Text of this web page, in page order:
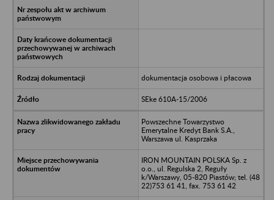
dokumentacja osobowa i płacowa
SEke 610A-15/2006
Powszechne Towarzystwo
Emerytalne Kredyt Bank S.A.,
Warszawa ul. Kasprzaka
IRON MOUNTAIN POLSKA Sp. z
o.o., ul. Regulska 2, Reguły
k/Warszawy, 05-820 Piastów; tel. (48
22)753 61 41, fax. 753 61 42